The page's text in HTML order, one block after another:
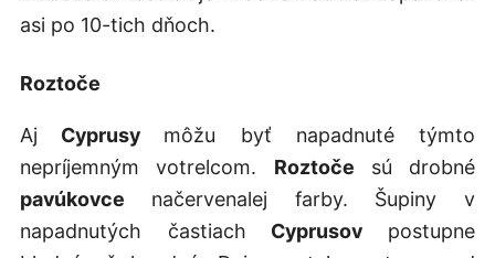
asi po 10-tich dňoch.
Roztoče
Aj Cyprusy môžu byť napadnuté týmto
nepríjemným votrelcom. Roztoče sú drobné
pavúkovce načervenalej farby.
Šupiny v
napadnutých častiach Cyprusov postupne